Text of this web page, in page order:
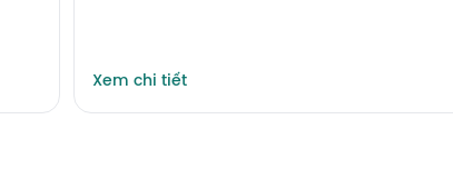
Xem chi tiết